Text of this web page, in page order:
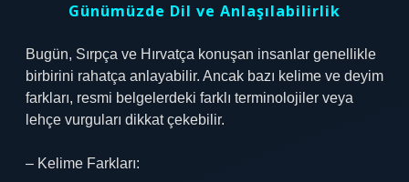
Günümüzde Dil ve Anlaşılabilirlik
Bugün, Sırpça ve Hırvatça konuşan insanlar genellikle
birbirini rahatça anlayabilir. Ancak bazı kelime ve deyim
farkları, resmi belgelerdeki farklı terminolojiler veya
lehçe vurguları dikkat çekebilir.
– Kelime Farkları: